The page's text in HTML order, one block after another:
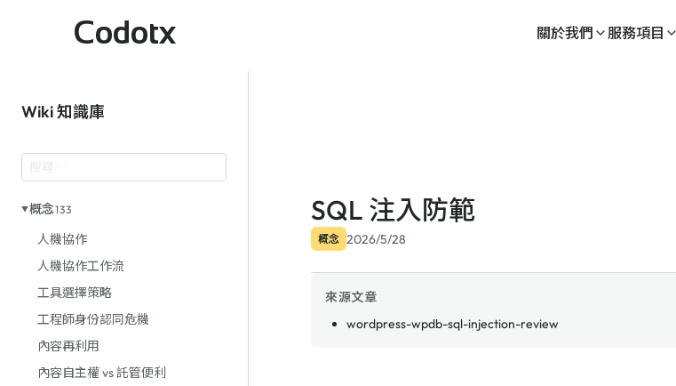
Codotx 關於我們 服務項目
Wiki 知識庫
概念133
人機協作
人機協作工作流
工具選擇策略
工程師身份認同危機
內容再利用
內容自主權 vs 託管便利
SQL 注入防範
概念 2026/5/28
來源文章
wordpress-wpdb-sql-injection-review